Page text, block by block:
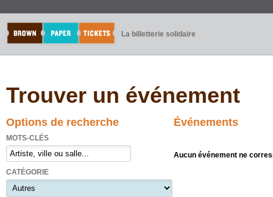
La billetterie solidaire
Trouver un événement
Options de recherche
MOTS-CLÉS
CATÉGORIE
Événements
Aucun événement ne